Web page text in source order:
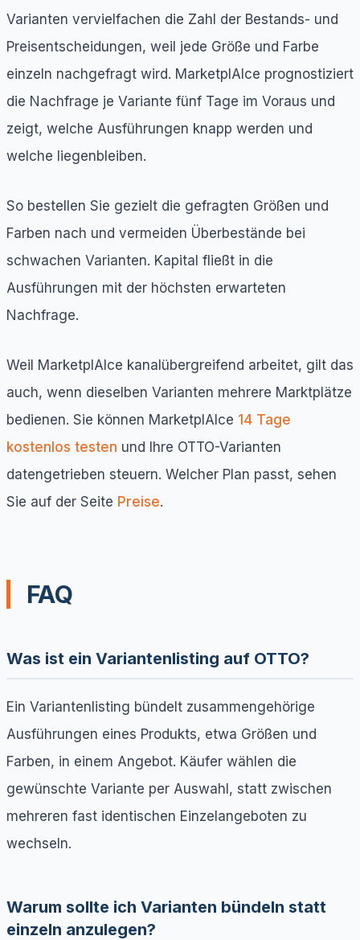
Varianten vervielfachen die Zahl der Bestands- und
Preisentscheidungen, weil jede Größe und Farbe
einzeln nachgefragt wird. MarketplAIce prognostiziert
die Nachfrage je Variante fünf Tage im Voraus und
zeigt, welche Ausführungen knapp werden und
welche liegenbleiben.
So bestellen Sie gezielt die gefragten Größen und
Farben nach und vermeiden Überbestände bei
schwachen Varianten. Kapital fließt in die
Ausführungen mit der höchsten erwarteten
Nachfrage.
Weil MarketplAIce kanalübergreifend arbeitet, gilt das
auch, wenn dieselben Varianten mehrere Marktplätze
bedienen. Sie können MarketplAIce 14 Tage
kostenlos testen und Ihre OTTO-Varianten
datengetrieben steuern. Welcher Plan passt, sehen
Sie auf der Seite Preise.
FAQ
Was ist ein Variantenlisting auf OTTO?
Ein Variantenlisting bündelt zusammengehörige
Ausführungen eines Produkts, etwa Größen und
Farben, in einem Angebot. Käufer wählen die
gewünschte Variante per Auswahl, statt zwischen
mehreren fast identischen Einzelangeboten zu
wechseln.
Warum sollte ich Varianten bündeln statt
einzeln anzulegen?